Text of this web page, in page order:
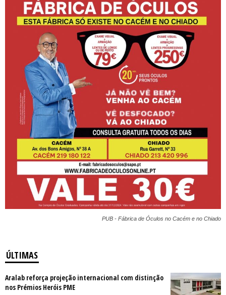
PUB - Fábrica de Óculos no Cacém e no Chiado
ÚLTIMAS
Aralab reforça projeção internacional com distinção
nos Prémios Heróis PME